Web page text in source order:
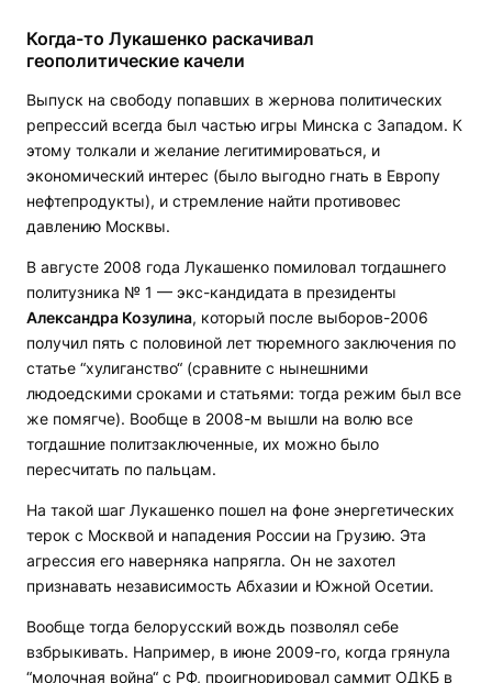
Когда-то Лукашенко раскачивал
геополитические качели
Выпуск на свободу попавших в жернова политических
репрессий всегда был частью игры Минска с Западом. К
этому толкали и желание легитимироваться, и
экономический интерес (было выгодно гнать в Европу
нефтепродукты), и стремление найти противовес
давлению Москвы.
В августе 2008 года Лукашенко помиловал тогдашнего
политузника № 1 — экс-кандидата в президенты
Александра Козулина, который после выборов-2006
получил пять с половиной лет тюремного заключения по
статье “хулиганство“ (сравните с нынешними
людоедскими сроками и статьями: тогда режим был все
же помягче). Вообще в 2008-м вышли на волю все
тогдашние политзаключенные, их можно было
пересчитать по пальцам.
На такой шаг Лукашенко пошел на фоне энергетических
терок с Москвой и нападения России на Грузию. Эта
агрессия его наверняка напрягла. Он не захотел
признавать независимость Абхазии и Южной Осетии.
Вообще тогда белорусский вождь позволял себе
взбрыкивать. Например, в июне 2009-го, когда грянула
“молочная война“ с РФ, проигнорировал саммит ОДКБ в